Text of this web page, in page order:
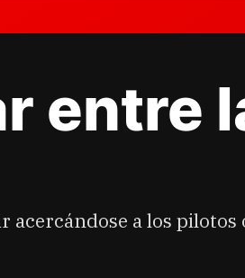
entre
a los pilotos